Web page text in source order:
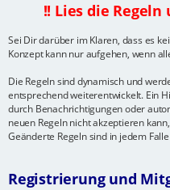
!! Lies die
Sei Dir darüber im Klaren, dass es
Konzept kann nur aufgehen, wenn
Die Regeln sind dynamisch und
entsprechend weiterentwickelt. Ein
durch Benachrichtigungen oder
neuen Regeln nicht akzeptieren
Geänderte Regeln sind in jedem
Registrierung und